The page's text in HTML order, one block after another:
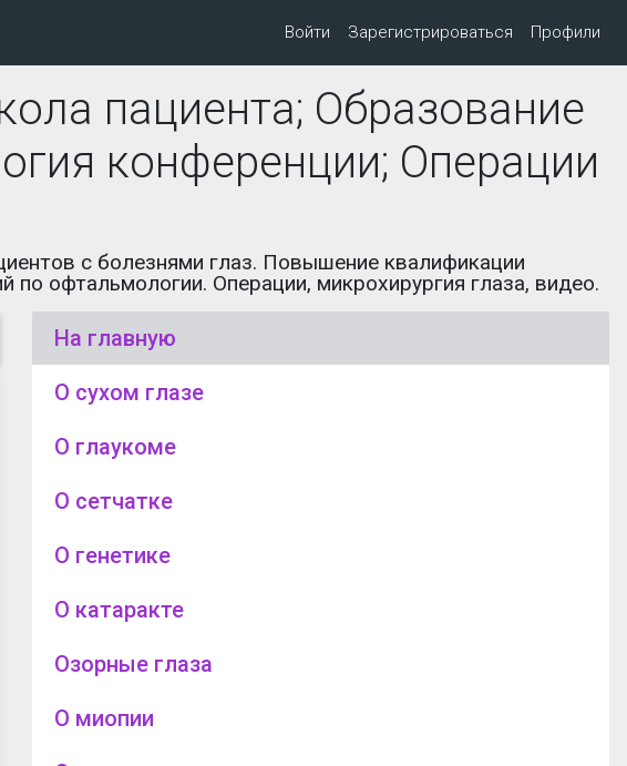
Войти Зарегистрироваться Профили
пациента; Образование
конференции; Операции
с болезнями глаз. Повышение квалификации
офтальмологии. Операции, микрохирургия глаза, видео.
На главную
О сухом глазе
О глаукоме
О сетчатке
О генетике
О катаракте
Озорные глаза
О миопии